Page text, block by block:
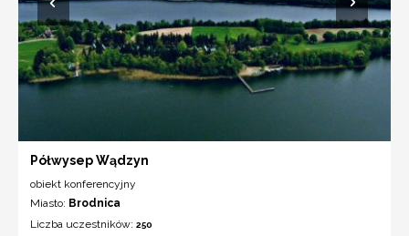
Półwysep Wądzyn
obiekt konferencyjny
Miasto: Brodnica
Liczba uczestników: 250